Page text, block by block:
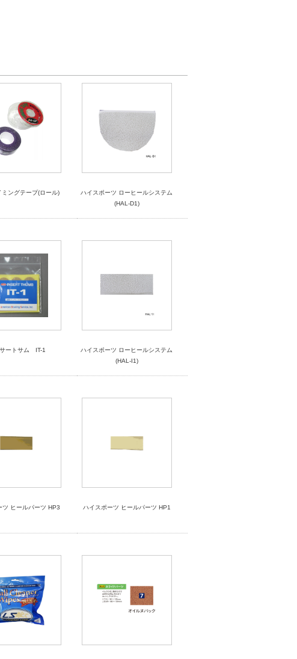
ングテープ(ロール)
ハイスポーツ ローヒールシステム
(HAL-D1)
ートサム IT-1
ハイスポーツ ローヒールシステム
(HAL-I1)
ツ ヒールパーツ HP3 ハイスポーツ ヒールパーツ HP1